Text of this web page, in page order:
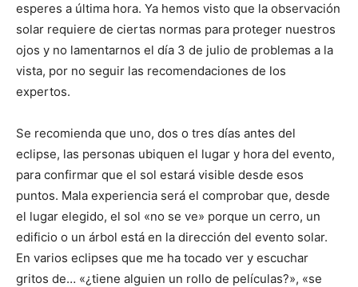
esperes a última hora. Ya hemos visto que la observación
solar requiere de ciertas normas para proteger nuestros
ojos y no lamentarnos el día 3 de julio de problemas a la
vista, por no seguir las recomendaciones de los
expertos.
Se recomienda que uno, dos o tres días antes del
eclipse, las personas ubiquen el lugar y hora del evento,
para confirmar que el sol estará visible desde esos
puntos. Mala experiencia será el comprobar que, desde
el lugar elegido, el sol «no se ve» porque un cerro, un
edificio o un árbol está en la dirección del evento solar.
En varios eclipses que me ha tocado ver y escuchar
gritos de… «¿tiene alguien un rollo de películas?», «se